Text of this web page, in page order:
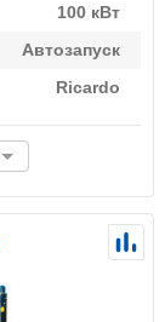
100 кВт
Автозапуск
Ricardo